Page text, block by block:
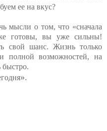
ее на вкус?
мысли о том, что «сначала
готовы, вы уже сильны!
свой шанс. Жизнь только
полной возможностей, на
быстро.
».